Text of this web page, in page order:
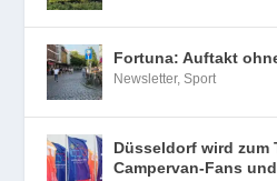
Fortuna: Auftakt
Newsletter,Sport
Düsseldorf wird zum
Campervan-Fans